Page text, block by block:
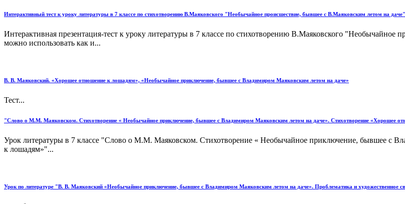
Интерактивный тест к уроку литературы в 7 классе по стихотворению В.Маяковского "Необычайное происшествие, бывшее с В.Маяковским летом на даче"
Интерактивная презентация-тест к уроку литературы в 7 классе по стихотворению В.Маяковского
можно использовать как и...
В. В. Маяковский. «Хорошее отношение к лошадям», «Необычайное приключение, бывшее с Владимиром Маяковским летом на даче»
Тест...
"Слово о М.М. Маяковском. Стихотворение « Необычайное приключение, бывшее с Владимиром Маяковским летом на даче». Стихотворение «Хорошее
Урок литературы в 7 классе "Слово о М.М. Маяковском. Стихотворение « Необычайное приключение, бывшее с
к лошадям»"...
Урок по литературе "В. В. Маяковский «Необычайное приключение, бывшее с Владимиром Маяковским летом на даче». Проблематика и художественное